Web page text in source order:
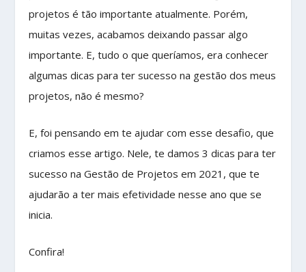
projetos é tão importante atualmente. Porém,
muitas vezes, acabamos deixando passar algo
importante. E, tudo o que queríamos, era conhecer
algumas dicas para ter sucesso na gestão dos meus
projetos, não é mesmo?
E, foi pensando em te ajudar com esse desafio, que
criamos esse artigo. Nele, te damos 3 dicas para ter
sucesso na Gestão de Projetos em 2021, que te
ajudarão a ter mais efetividade nesse ano que se
inicia.
Confira!